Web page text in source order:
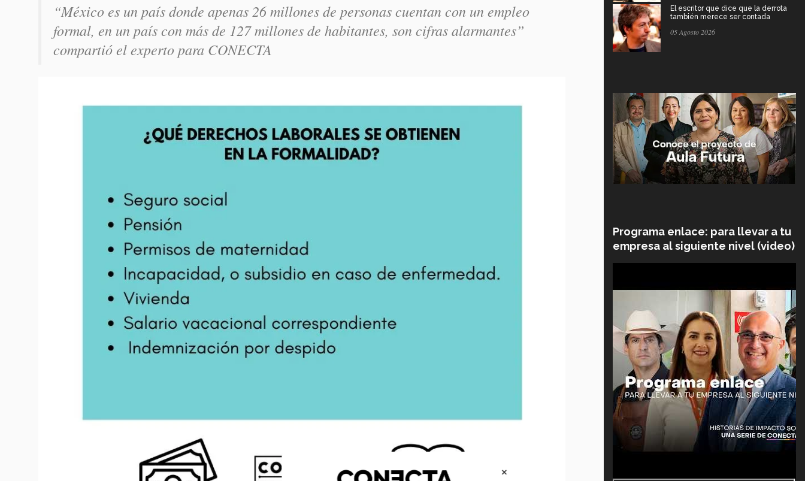
“México es un país donde apenas 26 millones de personas cuentan con un empleo
formal, en un país con más de 127 millones de habitantes, son cifras alarmantes”
compartió el experto para CONECTA
El escritor que dice que la derrota
también merece ser contada
05 Agosto 2026
Programa enlace: para llevar a tu
empresa al siguiente nivel (video)
×